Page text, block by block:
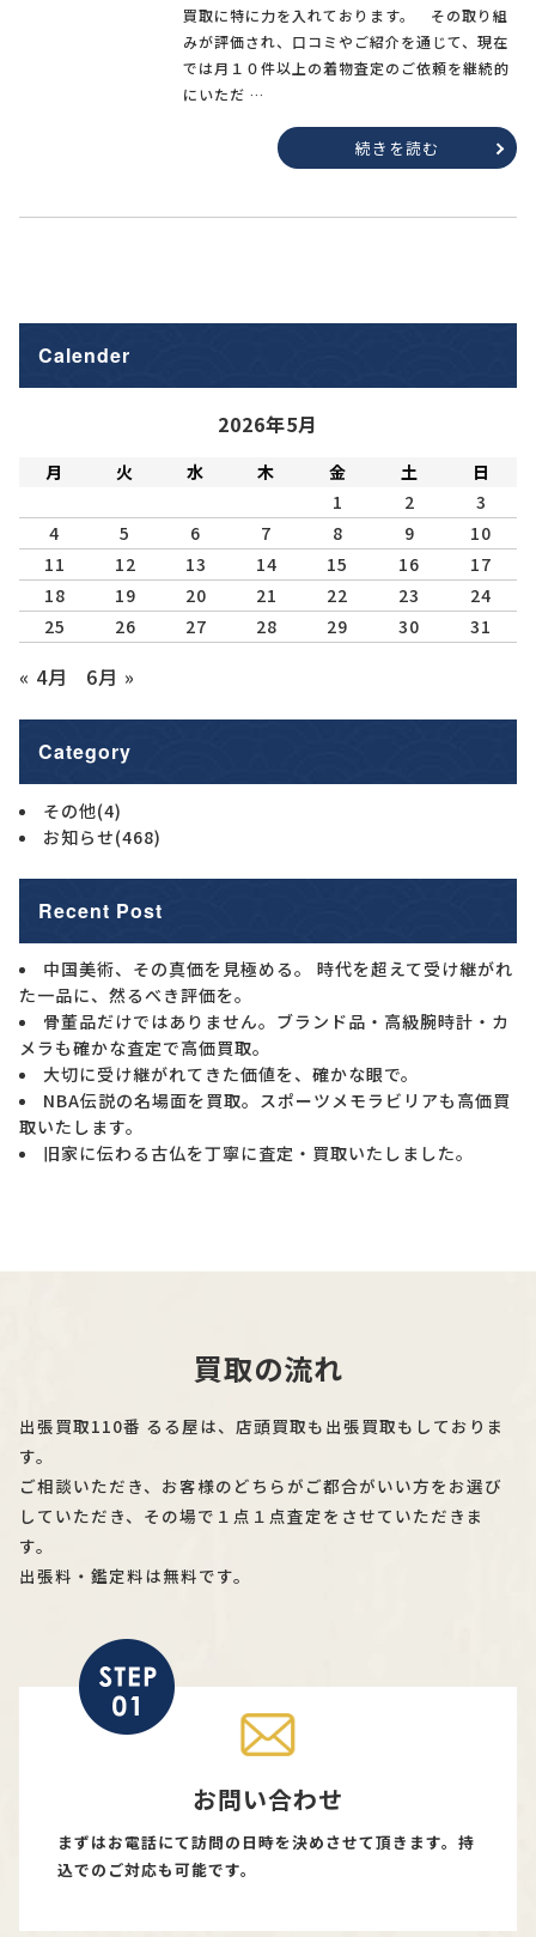
買取に特に力を入れております。 その取り組
みが評価され、口コミやご紹介を通じて、現在
では月１０件以上の着物査定のご依頼を継続的
にいただ …
続きを読む
Calender
2026年5月
月 火 水 木 金 土
日
1
2
3
4
5 6 7 8 9
10
11
12 13 14 15 16
17
18
19 20 21 22 23
24
25
26 27 28 29 30 31
« 4月 6月 »
Category
その他(4)
お知らせ(468)
Recent Post
中国美術、その真価を見極める。 時代を超えて受け継がれ
た一品に、然るべき評価を。
骨董品だけではありません。ブランド品・高級腕時計・カ
メラも確かな査定で高価買取。
大切に受け継がれてきた価値を、確かな眼で。
NBA伝説の名場面を買取。スポーツメモラビリアも高価買
取いたします。
旧家に伝わる古仏を丁寧に査定・買取いたしました。
買取の流れ
出張買取110番 るる屋は、店頭買取も出張買取もしておりま
す。
ご相談いただき、お客様のどちらがご都合がいい方をお選び
していただき、その場で１点１点査定をさせていただきま
す。
出張料・鑑定料は無料です。
お問い合わせ
まずはお電話にて訪問の日時を決めさせて頂きます。持
込でのご対応も可能です。